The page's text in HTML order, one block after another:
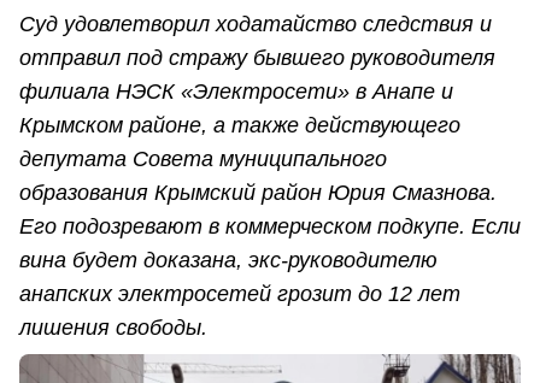
Суд удовлетворил ходатайство следствия и
отправил под стражу бывшего руководителя
филиала НЭСК «Электросети» в Анапе и
Крымском районе, а также действующего
депутата Совета муниципального
образования Крымский район Юрия Смазнова.
Его подозревают в коммерческом подкупе. Если
вина будет доказана, экс-руководителю
анапских электросетей грозит до 12 лет
лишения свободы.